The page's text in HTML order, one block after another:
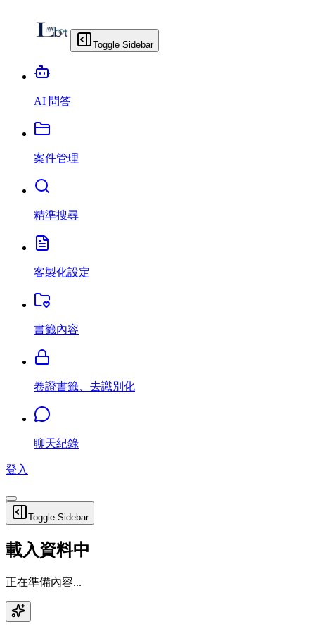
Toggle Sidebar
AI 問答
案件管理
精準搜尋
客製化設定
書籤內容
卷證書籤、去識別化
聊天紀錄
登入
Toggle Sidebar
載入資料中
正在準備內容...